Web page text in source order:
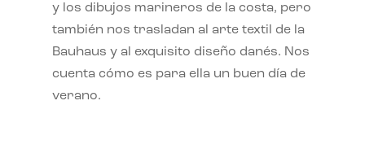
y los dibujos marineros de la costa, pero
también nos trasladan al arte textil de la
Bauhaus y al exquisito diseño danés. Nos
cuenta cómo es para ella un buen día de
verano.